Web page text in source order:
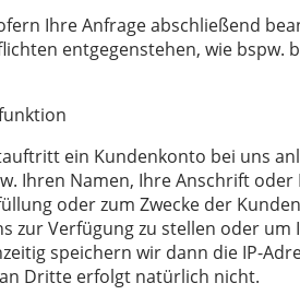
Ihre Anfrage abschließend
entgegenstehen, wie bspw.
ein Kundenkonto bei uns
Ihren Namen, Ihre Anschrift
oder zum Zwecke der
zur Verfügung zu stellen oder
speichern wir dann die IP-
Dritte erfolgt natürlich nicht.